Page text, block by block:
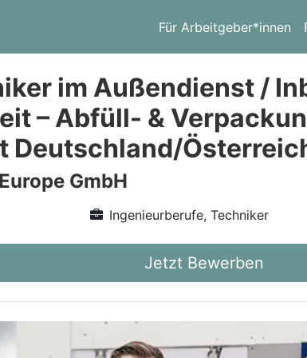
Für Arbeitgeber*innen
im Außendienst /
– Abfüll- &
Deutschland/
GmbH
Ingenieurberufe, Techniker
Jetzt Bewerben